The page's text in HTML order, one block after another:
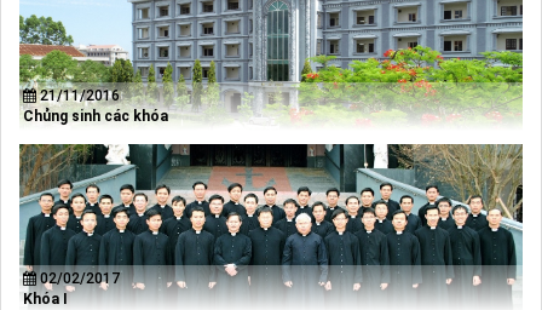
21/11/2016
Chủng sinh các khóa
02/02/2017
Khóa I